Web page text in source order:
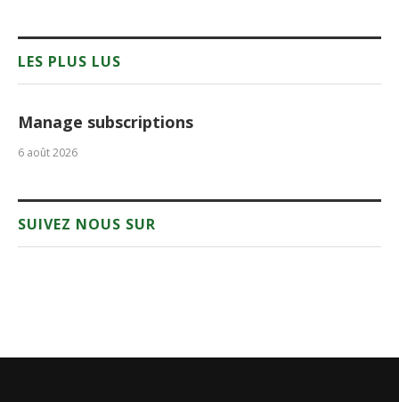
LES PLUS LUS
Manage subscriptions
6 août 2026
SUIVEZ NOUS SUR